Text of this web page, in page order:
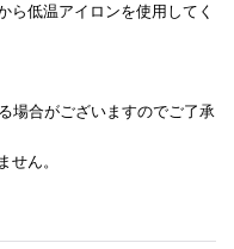
ら低温アイロンを使用してく
場合がございますのでご了承
せん。